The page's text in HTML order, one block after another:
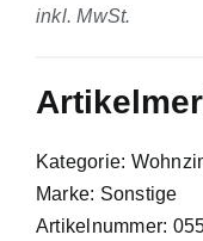
inkl. MwSt.
Kategorie:
Marke: Sonstige
Artikelnummer: